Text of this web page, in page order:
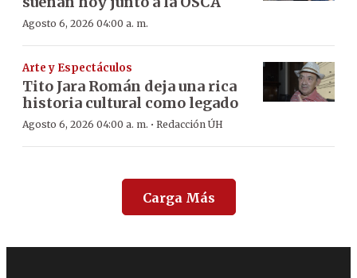
Agosto 6, 2026 04:00 a. m.
Arte y Espectáculos
Tito Jara Román deja una rica
historia cultural como legado
Agosto 6, 2026 04:00 a. m. · Redacción ÚH
Carga Más